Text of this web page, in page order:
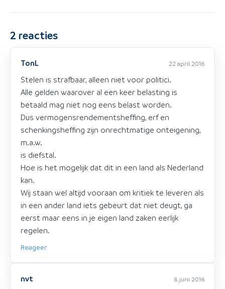
2 reacties
TonL 22 april 2016
Stelen is strafbaar, alleen niet voor politici.
Alle gelden waarover al een keer belasting is
betaald mag niet nog eens belast worden.
Dus vermogensrendementsheffing, erf en
schenkingsheffing zijn onrechtmatige onteigening,
m.a.w.
is diefstal.
Hoe is het mogelijk dat dit in een land als Nederland
kan.
Wij staan wel altijd vooraan om kritiek te leveren als
in een ander land iets gebeurt dat niet deugt, ga
eerst maar eens in je eigen land zaken eerlijk
regelen.
Reageer
nvt 8 juni 2016